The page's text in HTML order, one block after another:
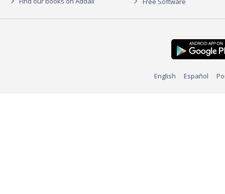
English Español